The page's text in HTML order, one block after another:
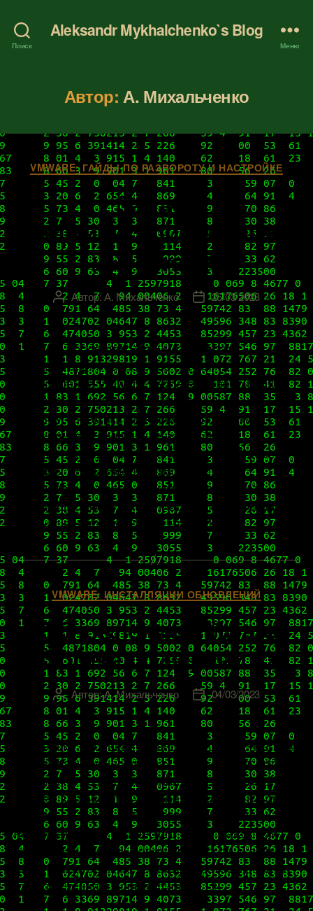
Поиск
Aleksandr Mykhalchenko`s Blog
Меню
Автор: А. Михальченко
Рубрики
VMWARE: ГАЙДЫ ПО РАЗВОРОТУ И НАСТРОЙКЕ
Задачи
администрирования
vSphere 8.0
Автор
записи
Автор:А. Михальченко
Дата
записи
26/03/2023
В наших последних двух материалах
«Инсталляция vSphere 8.0 с нуля» и
«Обновление VMware vSphere до версии 8.0»
мы учились разворачивать нашу среду в
базовом своем исполнении, делать самые
необходимые начальные настройки и
обновляться до последней актуальной версии
vSphere, чтобы иметь возможность
пользоваться всеми новыми функциями и
преимуществами, заботливо подготовленными
для нас вендором. О том, что […]
Рубрики
VMWARE: ИНСТАЛЛЯЦИИ ОБНОВЛЕНИЙ
Обновление VMware
vSphere до версии 8.0
Автор
записи
Автор:А. Михальченко
Дата
записи
04/03/2023
Несколько месяцев прошло с того момента, как
обновилась наша «сфера». А это значит, что
уже можно безопасно обновляться до самой
свежей версии продукта, не опасаясь, что он
«сырой» и таит в себе некоторые неприятные
неожиданности. Более того, в 8-м мажорном
релизе изменилось довольно многое, и всем
виртуализаторам не терпится протестировать
эти изменения и новые фишки […]